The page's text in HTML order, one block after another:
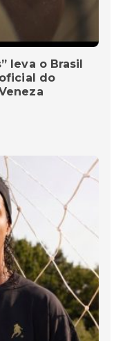
leva o Brasil
do